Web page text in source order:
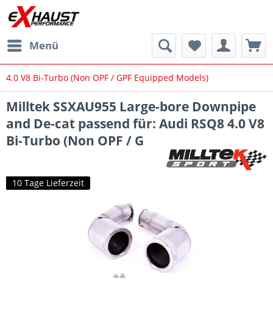
Menü
4.0 V8 Bi-Turbo (Non OPF / GPF Equipped Models)
Milltek SSXAU955 Large-bore Downpipe
and De-cat passend für: Audi RSQ8 4.0 V8
Bi-Turbo (Non OPF / G
10 Tage Lieferzeit